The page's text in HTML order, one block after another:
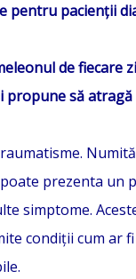
pentru pacienții
de fiecare
propune să
prezenta un
simptome.
condiții cum ar